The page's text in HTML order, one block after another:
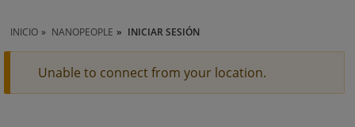
INICIO NANOPEOPLE INICIAR SESIÓN
Unable to connect from your location.